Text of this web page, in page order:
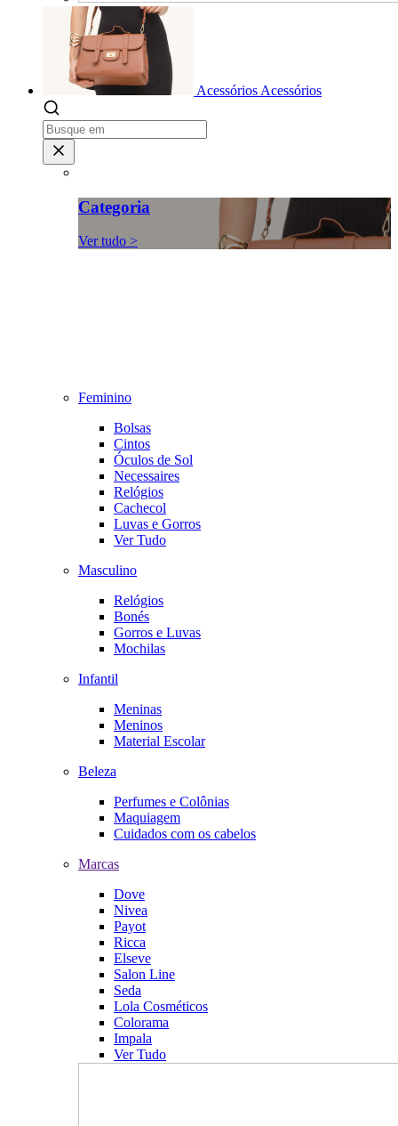
Acessórios Acessórios
Categoria
Ver tudo >
Feminino
Bolsas
Cintos
Óculos de Sol
Necessaires
Relógios
Cachecol
Luvas e Gorros
Ver Tudo
Masculino
Relógios
Bonés
Gorros e Luvas
Mochilas
Infantil
Meninas
Meninos
Material Escolar
Beleza
Perfumes e Colônias
Maquiagem
Cuidados com os cabelos
Marcas
Dove
Nivea
Payot
Ricca
Elseve
Salon Line
Seda
Lola Cosméticos
Colorama
Impala
Ver Tudo